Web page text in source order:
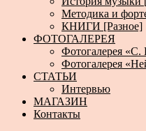
Методика и
КНИГИ [Разное]
ФОТОГАЛЕРЕЯ
Фотогалерея
Фотогалерея
СТАТЬИ
Интервью
МАГАЗИН
Контакты